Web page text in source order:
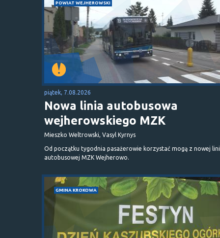
POWIAT WEJHEROWSKI
piątek, 7.08.2026
Nowa linia autobusowa
wejherowskiego MZK
Mieszko Weltrowski, Vasyl Kyrnys
Od początku tygodnia pasażerowie korzystać mogą z nowej
autobusowej MZK Wejherowo.
GMINA KROKOWA